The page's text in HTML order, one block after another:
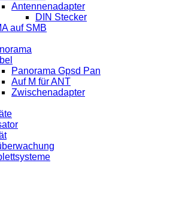
Antennenadapter
DIN Stecker
auf SMB
Panorama Gpsd Pan
Auf M für ANT
Zwischenadapter